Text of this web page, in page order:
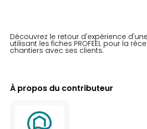
Découvrez le retour d'expérience
utilisant les fiches PROFEEL pour la
chantiers avec ses clients.
À propos du contributeur